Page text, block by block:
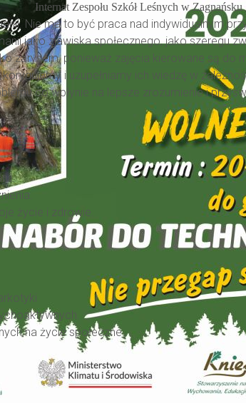
Szkół Leśnych w Zagnańsku
Nie ma to być praca nad indywidualnym
jako zjawiska społecznego, jako szeregu
zarysem, ponieważ zajęcia kierowane są do
i uzupełniamy ich wiedzę w
co wpłynie na lepsze zrozumienie i
życie i zdrowie.
na życie społeczne.